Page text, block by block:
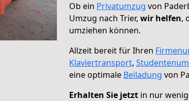
Ob ein Privatumzug von
Umzug nach Trier, wir helfen,
umziehen können.
Allzeit bereit für Ihren
Klaviertransport,
eine optimale Beiladung von
Erhalten Sie jetzt in nur